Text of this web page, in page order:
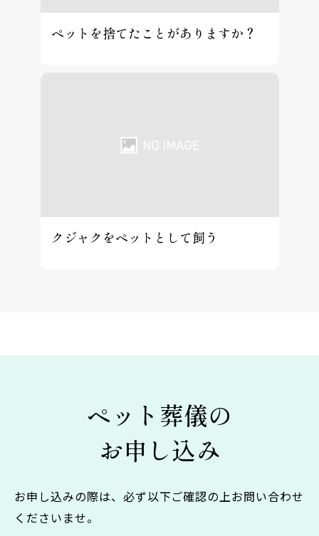
ペットを捨てたことがありますか？
クジャクをペットとして飼う
ペット葬儀の
お申し込み
お申し込みの際は、必ず以下ご確認の上お問い合わせ
くださいませ。